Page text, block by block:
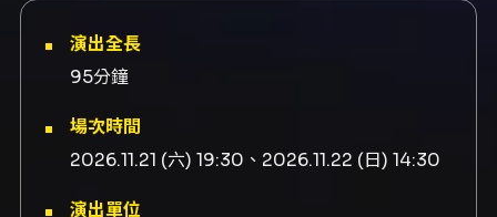
演出全長
95分鐘
場次時間
2026.11.21 (六) 19:30、2026.11.22 (日) 14:30
演出單位